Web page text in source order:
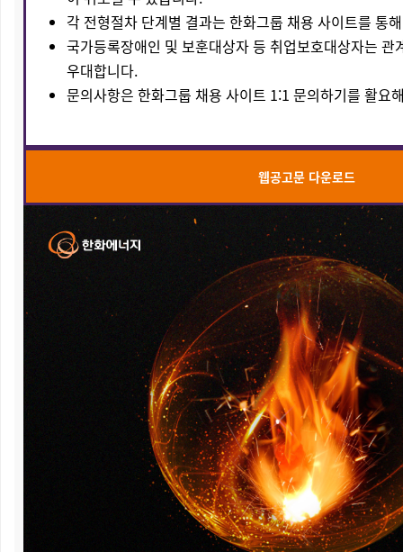
각 전형절차 단계별 결과는 한화그룹 채용 사이트를 통
국가등록장애인 및 보훈대상자 등 취업보호대상자는 관
우대합니다.
문의사항은 한화그룹 채용 사이트 1:1 문의하기를 활요
웹공고문 다운로드